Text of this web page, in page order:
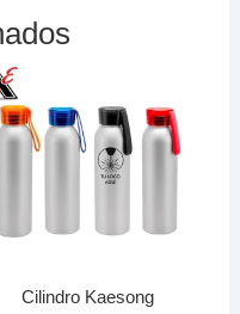
Cilindro Kaesong